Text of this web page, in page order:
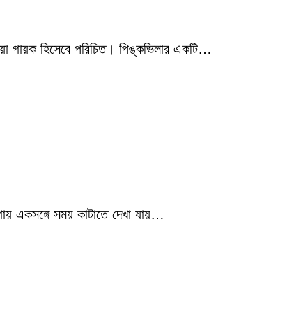
গায়ক হিসেবে পরিচিত। পিঙ্কভিলার একটি…
একসঙ্গে সময় কাটাতে দেখা যায়…